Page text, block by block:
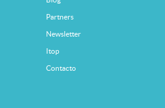
Partners
Newsletter
Itop
Contacto